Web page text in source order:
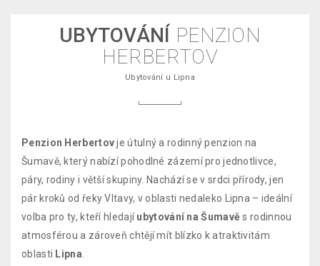
UBYTOVÁNÍ PENZION
HERBERTOV
Ubytování u Lipna
Penzion Herbertovje útulný a rodinný penzion na
Šumavě, který nabízí pohodlné zázemí pro jednotlivce,
páry, rodiny i větší skupiny. Nachází se v srdci přírody, jen
pár kroků od řeky Vltavy, v oblasti nedaleko Lipna – ideální
volba pro ty, kteří hledajíubytování na Šumavěs rodinnou
atmosférou a zároveň chtějí mít blízko k atraktivitám
oblasti Lipna